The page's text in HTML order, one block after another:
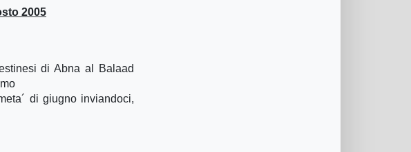
2005
di Abna al Balaad
di giugno inviandoci,